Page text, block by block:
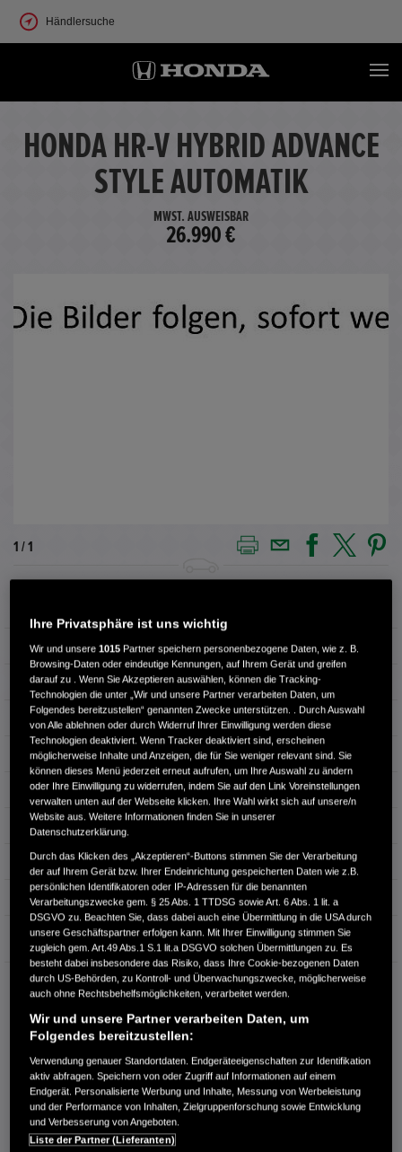
Händlersuche
HONDA HR-V HYBRID ADVANCE
STYLE AUTOMATIK
MWST. AUSWEISBAR
26.990 €
1 / 1
Kilometerstand 12.844 km
Kraftstoffart Benzin
Getriebe Automatik
Türen 4
Leistung 79 kW / 107 PS
Hubraum 1.498 cm³
Erstzulassung 08.2024
Bauart SUV
Garantie
WILLI FLADUNG GMBH
Frankfurter Str. 109
63303 Dreieich-Sprendl.
RUFEN SIE UNS AN:
06103/459150
Route planen
Händlerbestand anzeigen
Ihre Privatsphäre ist uns wichtig
Wir und unsere1015 Partner speichern personenbezogene Daten, wie z. B.
Browsing-Daten oder eindeutige Kennungen, auf Ihrem Gerät und greifen
darauf zu . Wenn Sie Akzeptieren auswählen, können die Tracking-
Technologien die unter „Wir und unsere Partner verarbeiten Daten, um
Folgendes bereitzustellen“ genannten Zwecke unterstützen. . Durch Auswahl
von Alle ablehnen oder durch Widerruf Ihrer Einwilligung werden diese
Technologien deaktiviert. Wenn Tracker deaktiviert sind, erscheinen
möglicherweise Inhalte und Anzeigen, die für Sie weniger relevant sind. Sie
können dieses Menü jederzeit erneut aufrufen, um Ihre Auswahl zu ändern
oder Ihre Einwilligung zu widerrufen, indem Sie auf den Link Voreinstellungen
verwalten unten auf der Webseite klicken. Ihre Wahl wirkt sich auf unsere/n
Website aus. Weitere Informationen finden Sie in unserer
Datenschutzerklärung.
Durch das Klicken des „Akzeptieren“-Buttons stimmen Sie der Verarbeitung
der auf Ihrem Gerät bzw. Ihrer Endeinrichtung gespeicherten Daten wie z.B.
persönlichen Identifikatoren oder IP-Adressen für die benannten
Verarbeitungszwecke gem. § 25 Abs. 1 TTDSG sowie Art. 6 Abs. 1 lit. a
DSGVO zu. Beachten Sie, dass dabei auch eine Übermittlung in die USA durch
unsere Geschäftspartner erfolgen kann. Mit Ihrer Einwilligung stimmen Sie
zugleich gem. Art.49 Abs.1 S.1 lit.a DSGVO solchen Übermittlungen zu. Es
besteht dabei insbesondere das Risiko, dass Ihre Cookie-bezogenen Daten
durch US-Behörden, zu Kontroll- und Überwachungszwecke, möglicherweise
auch ohne Rechtsbehelfsmöglichkeiten, verarbeitet werden.
Wir und unsere Partner verarbeiten Daten, um
Folgendes bereitzustellen:
Verwendung genauer Standortdaten. Endgeräteeigenschaften zur Identifikation
aktiv abfragen. Speichern von oder Zugriff auf Informationen auf einem
Endgerät. Personalisierte Werbung und Inhalte, Messung von Werbeleistung
und der Performance von Inhalten, Zielgruppenforschung sowie Entwicklung
und Verbesserung von Angeboten.
Liste der Partner (Lieferanten)